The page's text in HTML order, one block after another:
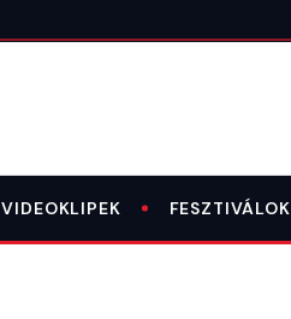
VIDEOKLIPEK FESZTIVÁLOK